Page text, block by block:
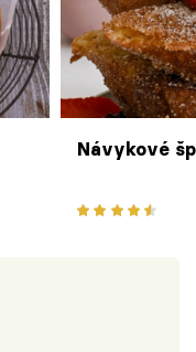
Návykové